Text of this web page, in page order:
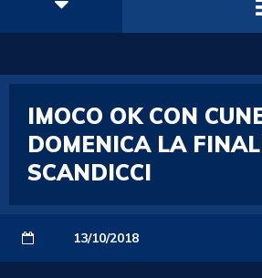
IMOCO OK CON
DOMENICA LA
SCANDICCI
13/10/2018